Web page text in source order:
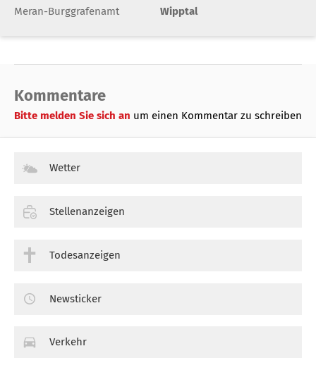
Meran-Burggrafenamt
Wipptal
Kommentare
Bitte melden Sie sich an um einen Kommentar zu schreiben
Wetter
Stellenanzeigen
Todesanzeigen
Newsticker
Verkehr